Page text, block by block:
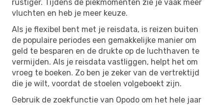
rustiger. Tijdens de piekmomenten zie je vaak meer
vluchten en heb je meer keuze.
Als je flexibel bent met je reisdata, is reizen buiten
de populaire periodes een gemakkelijke manier om
geld te besparen en de drukte op de luchthaven te
vermijden. Als je reisdata vastliggen, helpt het om
vroeg te boeken. Zo ben je zeker van de vertrektijd
die je wilt, voordat de stoelen volgeboekt zijn.
Gebruik de zoekfunctie van Opodo om het hele jaar